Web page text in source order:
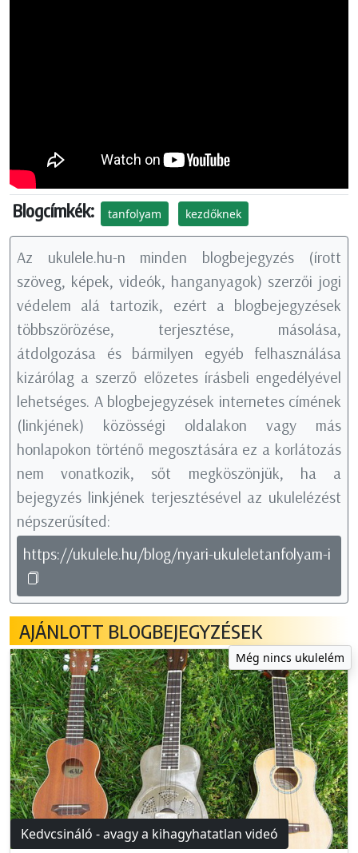
Blogcímkék: tanfolyam kezdőknek
Az ukulele.hu-n minden blogbejegyzés (írott
szöveg, képek, videók, hanganyagok) szerzői jogi
védelem alá tartozik, ezért a blogbejegyzések
többszörözése, terjesztése, másolása,
átdolgozása és bármilyen egyéb felhasználása
kizárólag a szerző előzetes írásbeli engedélyével
lehetséges. A blogbejegyzések internetes címének
(linkjének) közösségi oldalakon vagy más
honlapokon történő megosztására ez a korlátozás
nem vonatkozik, sőt megköszönjük, ha a
bejegyzés linkjének terjesztésével az ukulelézést
népszerűsíted:
https://ukulele.hu/blog/nyari-ukuleletanfolyam-i
AJÁNLOTT BLOGBEJEGYZÉSEK
Még nincs ukulelém
Kedvcsináló - avagy a kihagyhatatlan videó